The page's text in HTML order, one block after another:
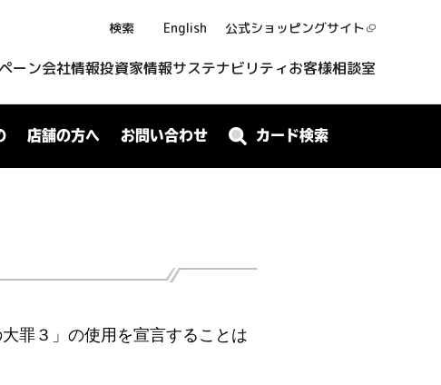
検索 English 公式ショッピングサイト
ーン会社情報投資家情報サステナビリティお客様相談室
店舗の方へ お問い合わせ カード検索
罪３」の使用を宣言することは